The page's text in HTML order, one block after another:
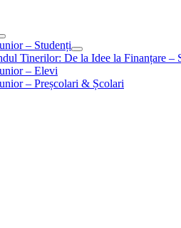
– Studenți
Tinerilor: De la Idee la Finanțare –
– Elevi
– Preșcolari & Școlari